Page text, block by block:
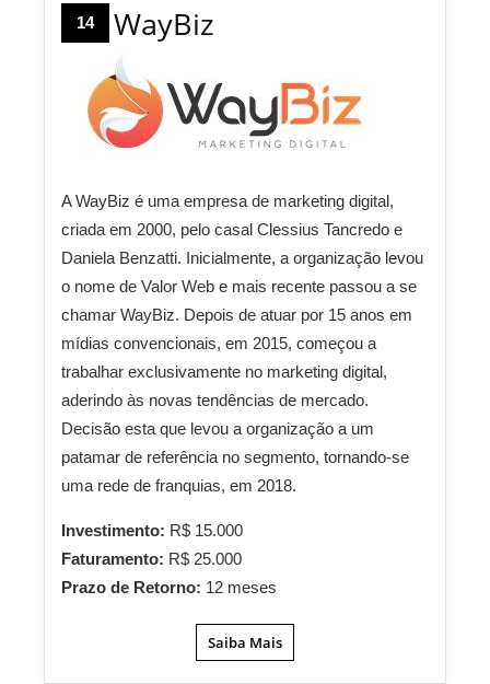
14 WayBiz
A WayBiz é uma empresa de marketing digital,
criada em 2000, pelo casal Clessius Tancredo e
Daniela Benzatti. Inicialmente, a organização levou
o nome de Valor Web e mais recente passou a se
chamar WayBiz. Depois de atuar por 15 anos em
mídias convencionais, em 2015, começou a
trabalhar exclusivamente no marketing digital,
aderindo às novas tendências de mercado.
Decisão esta que levou a organização a um
patamar de referência no segmento, tornando-se
uma rede de franquias, em 2018.
Investimento: R$ 15.000
Faturamento: R$ 25.000
Prazo de Retorno: 12 meses
Saiba Mais